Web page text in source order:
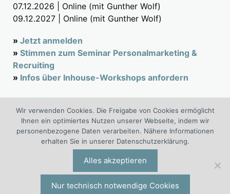
07.12.2026 | Online (mit Gunther Wolf)
09.12.2027 | Online (mit Gunther Wolf)
» Jetzt anmelden
» Stimmen zum Seminar Personalmarketing &
Recruiting
» Infos über Inhouse-Workshops anfordern
Suchen
nach:
HR://Human Resourcesist ein Projekt der I.O. Group
Unternehmensberatungsgruppe | Engelsstraße 6 | 42283
Wuppertal | Deutschland | Tel. +49 (0)202 277 5000 |
|Datenschutz| Impressum| Preise & Konditionen
Wir verwenden Cookies. Die Freigabe von Cookies ermöglicht
Ihnen ein optimiertes Nutzen unserer Webseite, indem wir
personenbezogene Daten verarbeiten. Nähere Informationen
erhalten Sie in unserer Datenschutzerklärung.
Alles akzeptieren
Nur technisch notwendige Cookies